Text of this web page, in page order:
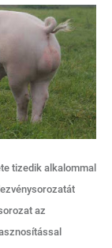
tizedik alkalommal
az